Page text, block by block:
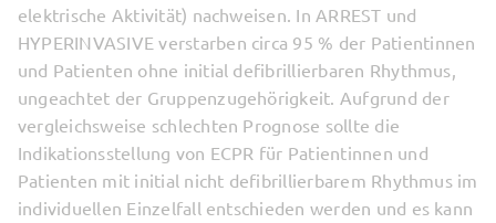
elektrische Aktivität) nachweisen. In ARREST und
HYPERINVASIVE verstarben circa 95 % der Patientinnen
und Patienten ohne initial defibrillierbaren Rhythmus,
ungeachtet der Gruppenzugehörigkeit. Aufgrund der
vergleichsweise schlechten Prognose sollte die
Indikationsstellung von ECPR für Patientinnen und
Patienten mit initial nicht defibrillierbarem Rhythmus im
individuellen Einzelfall entschieden werden und es kann